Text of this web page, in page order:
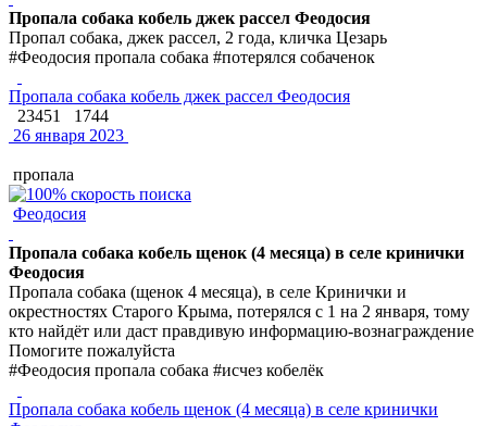
Пропала собака кобель джек рассел Феодосия
Пропал собака, джек рассел, 2 года, кличка Цезарь
#Феодосия пропала собака #потерялся собаченок
Пропала собака кобель джек рассел Феодосия
23451
1744
26 января 2023
пропала
Феодосия
Пропала собака кобель щенок (4 месяца) в селе кринички
Феодосия
Пропала собака (щенок 4 месяца), в селе Кринички и
окрестностях Старого Крыма, потерялся с 1 на 2 января, тому
кто найдёт или даст правдивую информацию-вознаграждение
Помогите пожалуйста
#Феодосия пропала собака #исчез кобелёк
Пропала собака кобель щенок (4 месяца) в селе кринички